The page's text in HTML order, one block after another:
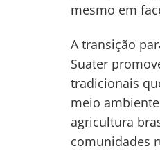
mesmo em
A transição
Suater
tradicionais
meio
agricultura
comunidades